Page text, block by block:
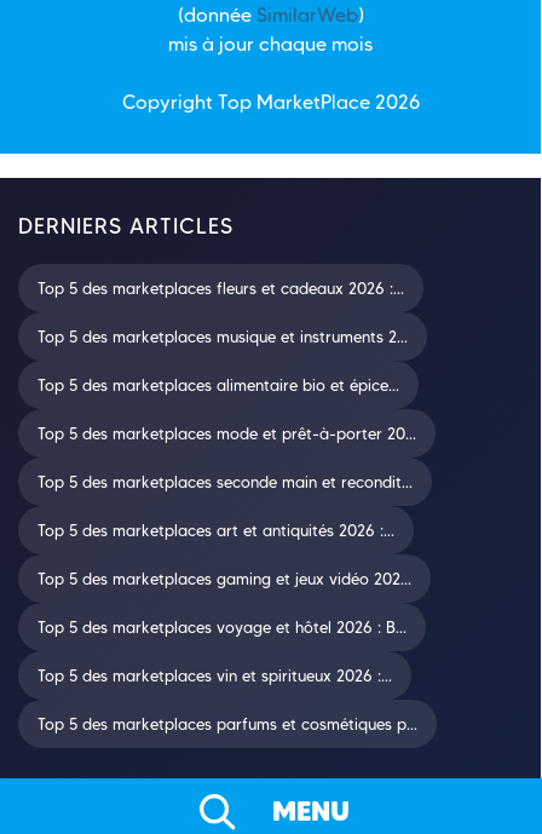
MENU
(donnée SimilarWeb)
mis à jour chaque mois
Copyright Top MarketPlace2026
DERNIERS ARTICLES
Top 5 des marketplaces fleurs et cadeaux 2026 :...
Top 5 des marketplaces musique et instruments 2...
Top 5 des marketplaces alimentaire bio et épice...
Top 5 des marketplaces mode et prêt-à-porter 20...
Top 5 des marketplaces seconde main et recondit...
Top 5 des marketplaces art et antiquités 2026 :...
Top 5 des marketplaces gaming et jeux vidéo 202...
Top 5 des marketplaces voyage et hôtel 2026 : B...
Top 5 des marketplaces vin et spiritueux 2026 :...
Top 5 des marketplaces parfums et cosmétiques p...